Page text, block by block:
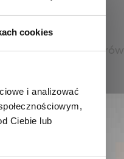
cookies
i analizować
Ciebie lub
zespół fizjotrenerów i